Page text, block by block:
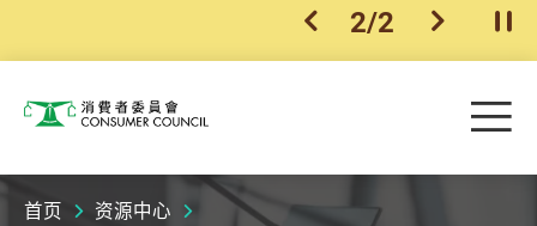
上一个
2/2 下一个开
消费者委员会 目
首页 资源中心